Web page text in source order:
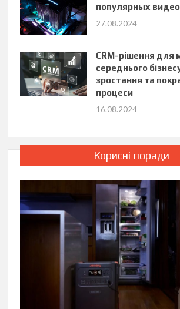
популярных
27.08.2024
CRM-рішення для
середнього
зростання та
процеси
16.08.2024
Корисні поради